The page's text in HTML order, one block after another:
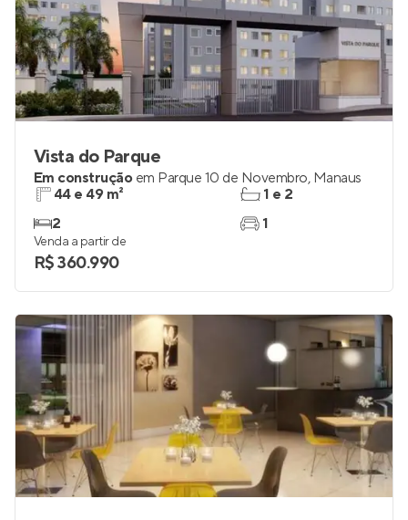
Vista do Parque
Em construção em Parque 10 de Novembro, Manaus
44 e 49 m²
2
1 e 2
1
Venda a partir de
R$ 360.990